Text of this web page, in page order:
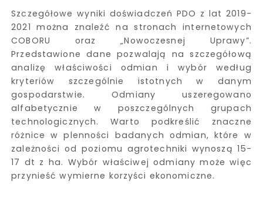
Szczegółowe wyniki doświadczeń PDO z lat 2019-
2021 można znaleźć na stronach internetowych
COBORU oraz „Nowoczesnej Uprawy”.
Przedstawione dane pozwalają na szczegółową
analizę właściwości odmian i wybór według
kryteriów szczególnie istotnych w danym
gospodarstwie. Odmiany uszeregowano
alfabetycznie w poszczególnych grupach
technologicznych. Warto podkreślić znaczne
różnice w plenności badanych odmian, które w
zależności od poziomu agrotechniki wynoszą 15-
17 dt z ha. Wybór właściwej odmiany może więc
przynieść wymierne korzyści ekonomiczne.